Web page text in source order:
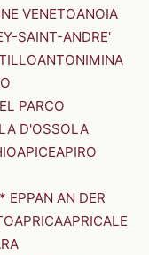
VENETOANOIA
SAINT-ANDRE'
ANTONIMINA
PARCO
D'OSSOLA
APICEAPIRO
EPPAN AN DER
APRICAAPRICALE